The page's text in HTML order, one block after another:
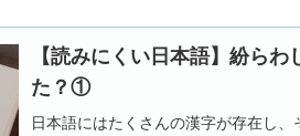
【読みにくい日本語】紛ら
た？①
日本語にはたくさんの漢字が存在し